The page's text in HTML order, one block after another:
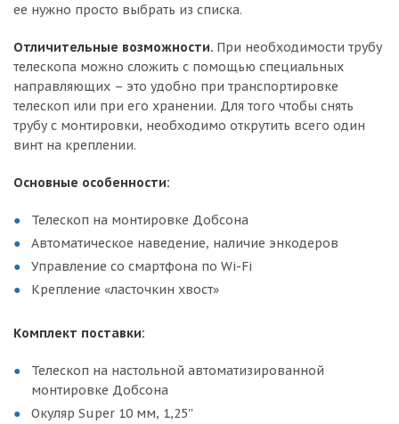
ее нужно просто выбрать из списка.
Отличительные возможности. При необходимости трубу
телескопа можно сложить с помощью специальных
направляющих – это удобно при транспортировке
телескоп или при его хранении. Для того чтобы снять
трубу с монтировки, необходимо открутить всего один
винт на креплении.
Основные особенности:
Телескоп на монтировке Добсона
Автоматическое наведение, наличие энкодеров
Управление со смартфона по Wi-Fi
Крепление «ласточкин хвост»
Комплект поставки:
Телескоп на настольной автоматизированной
монтировке Добсона
Окуляр Super 10 мм, 1,25''